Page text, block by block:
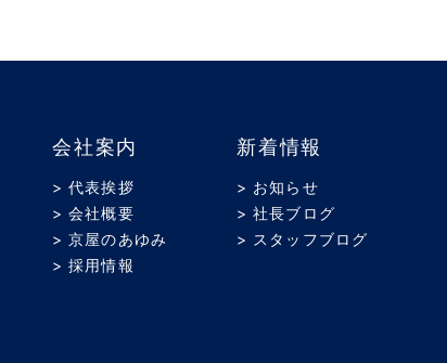
会社案内
> 代表挨拶
> 会社概要
> 京屋のあゆみ
> 採用情報
新着情報
> お知らせ
> 社長ブログ
> スタッフブログ